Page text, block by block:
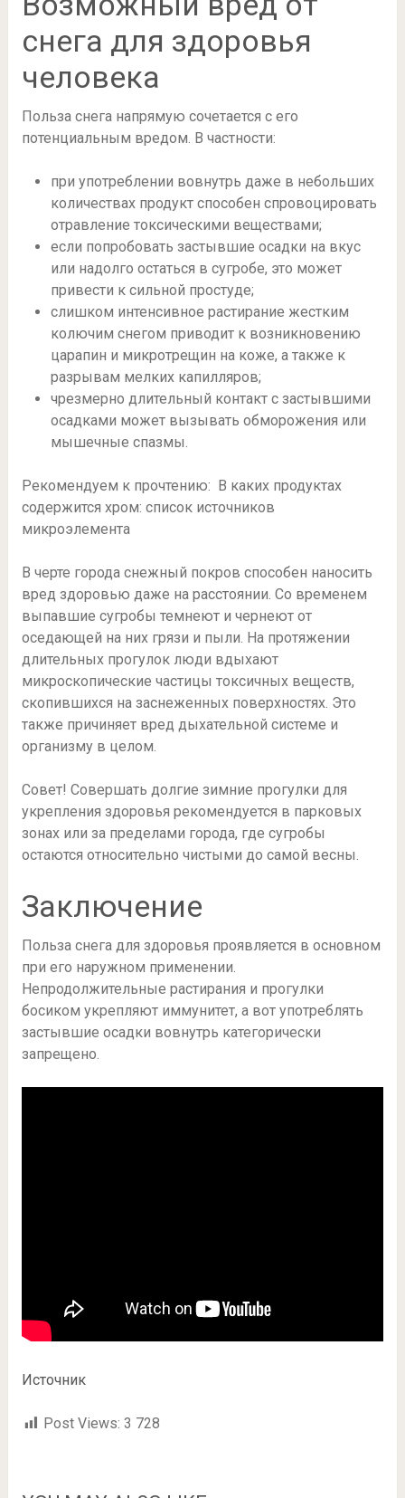
снега для здоровья
человека
Польза снега напрямую сочетается с его
потенциальным вредом. В частности:
при употреблении вовнутрь даже в небольших
количествах продукт способен спровоцировать
отравление токсическими веществами;
если попробовать застывшие осадки на вкус
или надолго остаться в сугробе, это может
привести к сильной простуде;
слишком интенсивное растирание жестким
колючим снегом приводит к возникновению
царапин и микротрещин на коже, а также к
разрывам мелких капилляров;
чрезмерно длительный контакт с застывшими
осадками может вызывать обморожения или
мышечные спазмы.
Рекомендуем к прочтению: В каких продуктах
содержится хром: список источников
микроэлемента
В черте города снежный покров способен наносить
вред здоровью даже на расстоянии. Со временем
выпавшие сугробы темнеют и чернеют от
оседающей на них грязи и пыли. На протяжении
длительных прогулок люди вдыхают
микроскопические частицы токсичных веществ,
скопившихся на заснеженных поверхностях. Это
также причиняет вред дыхательной системе и
организму в целом.
Совет! Совершать долгие зимние прогулки для
укрепления здоровья рекомендуется в парковых
зонах или за пределами города, где сугробы
остаются относительно чистыми до самой весны.
Заключение
Польза снега для здоровья проявляется в основном
при его наружном применении.
Непродолжительные растирания и прогулки
босиком укрепляют иммунитет, а вот употреблять
застывшие осадки вовнутрь категорически
запрещено.
Источник
Post Views: 3 728